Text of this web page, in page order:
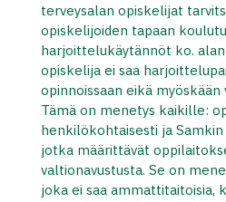
terveysalan opiskelijat
opiskelijoiden tapaan
harjoittelukäytännöt ko.
opiskelija ei saa
opinnoissaan eikä
Tämä on menetys kaikille:
henkilökohtaisesti ja
jotka määrittävät
valtionavustusta. Se on
joka ei saa ammattitaitoisia,